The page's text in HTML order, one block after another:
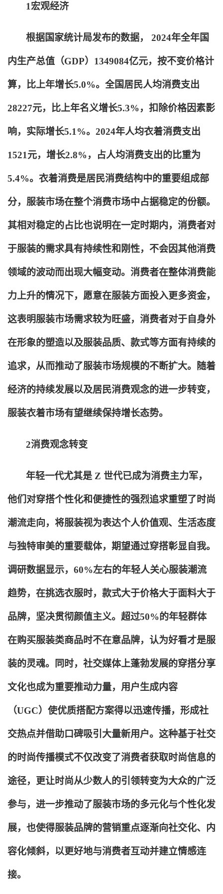
1宏观经济
根据国家统计局发布的数据， 2024年全年国
内生产总值（GDP）1349084亿元，按不变价格计
算，比上年增长5.0%。全国居民人均消费支出
28227元，比上年名义增长5.3%，扣除价格因素影
响，实际增长5.1%。2024年人均衣着消费支出
1521元，增长2.8%，占人均消费支出的比重为
5.4%。衣着消费是居民消费结构中的重要组成部
分，服装市场在整个消费市场中占据稳定的份额。
其相对稳定的占比也说明在一定时期内，消费者对
于服装的需求具有持续性和刚性，不会因其他消费
领域的波动而出现大幅变动。消费者在整体消费能
力上升的情况下，愿意在服装方面投入更多资金，
这表明服装市场需求较为旺盛，消费者对于自身外
在形象的塑造以及服装品质、款式等方面有持续的
追求，从而推动了服装市场规模的不断扩大。随着
经济的持续发展以及居民消费观念的进一步转变，
服装衣着市场有望继续保持增长态势。
2消费观念转变
年轻一代尤其是 Z 世代已成为消费主力军，
他们对穿搭个性化和便捷性的强烈追求重塑了时尚
潮流走向，将服装视为表达个人价值观、生活态度
与独特审美的重要载体，期望通过穿搭彰显自我。
调研数据显示，60%左右的年轻人关心服装潮流
趋势，在挑选衣服时，款式大于价格大于面料大于
品牌，坚决贯彻颜值主义。超过50%的年轻群体
在购买服装类商品时不在意品牌，认为好看才是服
装的灵魂。同时，社交媒体上蓬勃发展的穿搭分享
文化也成为重要推动力量，用户生成内容
（UGC）使优质搭配方案得以迅速传播，形成社
交热点并借助口碑吸引大量新用户。这种基于社交
的时尚传播模式不仅改变了消费者获取时尚信息的
途径，更让时尚从少数人的引领转变为大众的广泛
参与，进一步推动了服装市场的多元化与个性化发
展，也使得服装品牌的营销重点逐渐向社交化、内
容化倾斜，以更好地与消费者互动并建立情感连
接。